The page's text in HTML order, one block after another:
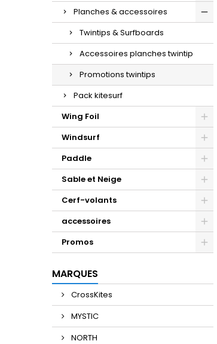
Planches & accessoires
Twintips & Surfboards
Accessoires planches twintip
Promotions twintips
Pack kitesurf
Wing Foil
Windsurf
Paddle
Sable et Neige
Cerf-volants
accessoires
Promos
MARQUES
CrossKites
MYSTIC
NORTH